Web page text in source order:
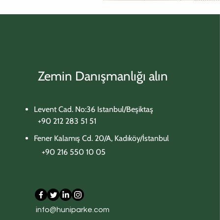
Zemin Danışmanlığı alın
Levent Cad. No:36 Istanbul/Beşiktaş
+90 212 283 51 51
Fener Kalamış Cd. 20/A, Kadıköy/İstanbul
+90 216 550 10 05​
info@huniparke.com